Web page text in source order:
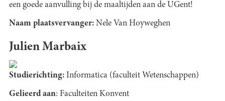
een goede aanvulling bij de maaltijden aan de UGent!
Naam plaatsvervanger: Nele Van Hoyweghen
Julien Marbaix
Studierichting: Informatica (faculteit Wetenschappen)
Gelieerd aan: Faculteiten Konvent